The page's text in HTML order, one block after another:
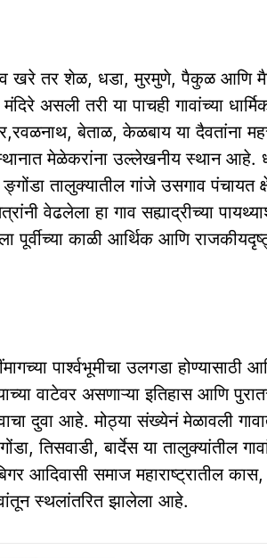
खरे तर शेळ, धडा, मुरमुणे, पैकुळ आणि
असली तरी या पाचही गावांच्या
बेताळ, केळबाय या दैवतांना
मेळेकरांना उल्लेखनीय स्थान आहे.
तालुक्यातील गांजे उसगाव पंचायत
वेढलेला हा गाव सह्याद्रीच्या
पूर्वीच्या काळी आर्थिक आणि
पार्श्‍वभूमीचा उलगडा होण्यासाठी
वाटेवर असणाऱ्या इतिहास आणि
दुवा आहे. मोठ्या संख्येनं मेळावली
तिसवाडी, बार्देस या
आदिवासी समाज महाराष्ट्रातील कास,
स्थलांतरित झालेला आहे.